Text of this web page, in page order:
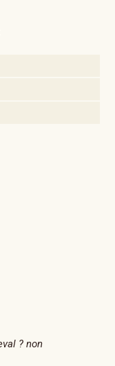
? non